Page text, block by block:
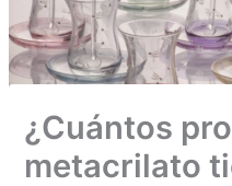
¿Cuántos
metacrilato